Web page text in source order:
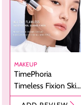
MAKEUP
TimePhoria
Timeless Fixion Skin
Tint Stick,